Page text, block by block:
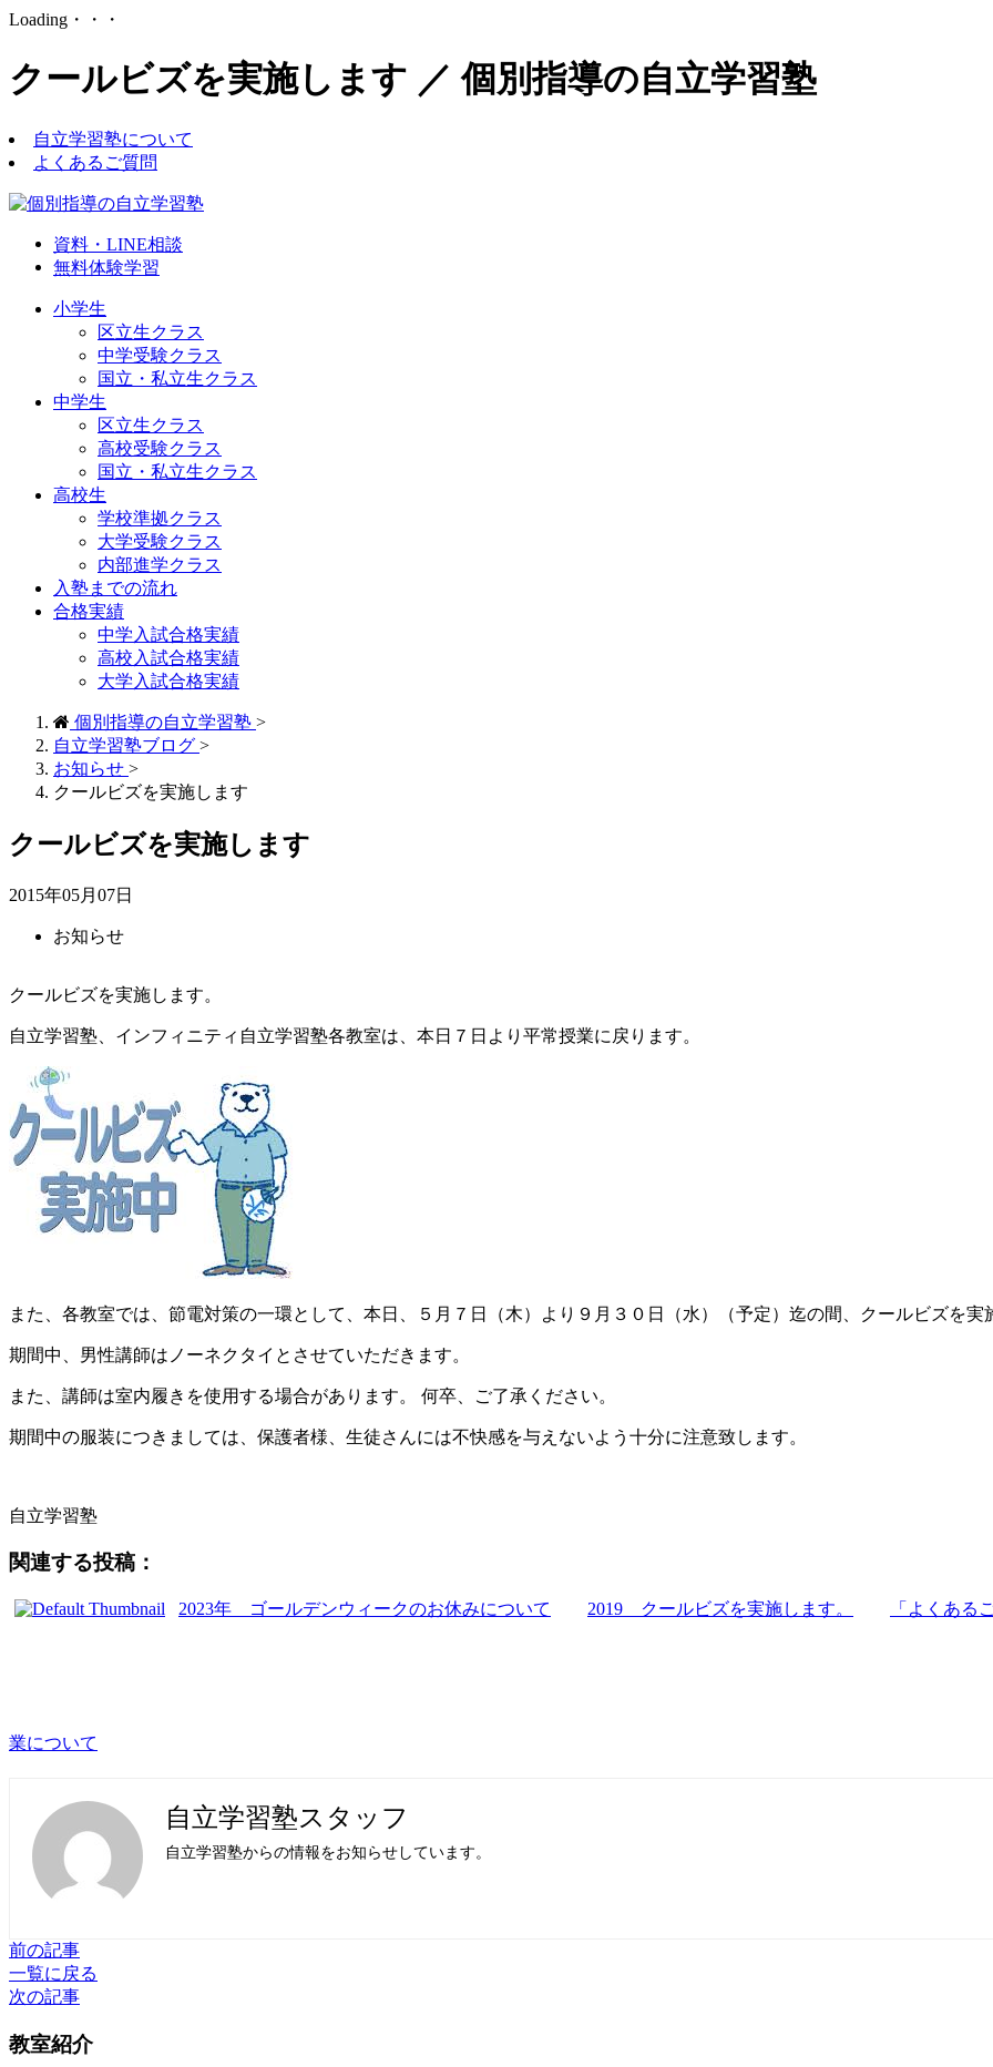
Loading・・・
クールビズを実施します ／ 個別指導の自立学習塾
自立学習塾について
よくあるご質問
資料・LINE相談
無料体験学習
小学生
区立生クラス
中学受験クラス
国立・私立生クラス
中学生
区立生クラス
高校受験クラス
国立・私立生クラス
高校生
学校準拠クラス
大学受験クラス
内部進学クラス
入塾までの流れ
合格実績
中学入試合格実績
高校入試合格実績
大学入試合格実績
個別指導の自立学習塾 >
自立学習塾ブログ >
お知らせ >
クールビズを実施します
クールビズを実施します
2015年05月07日
お知らせ
クールビズを実施します。
自立学習塾、インフィニティ自立学習塾各教室は、本日７日より平常授業に戻ります。
また、各教室では、節電対策の一環として、本日、 ５月７日（木）より９月３０日（水） （予定） 迄の間、 クールビズを実
期間中、男性講師はノーネクタイとさせていただきます。
また、講師は室内履きを使用する場合があります。 何卒、ご了承ください。
期間中の服装につきましては、保護者様、生徒さんには不快感を与えないよう十分に注意致します。
自立学習塾
関連する投稿：
2023年 ゴールデンウィークのお休みについて 2019 クールビズを実施します。 「よくある
業について
自立学習塾スタッフ
自立学習塾からの情報をお知らせしています。
前の記事
一覧に戻る
次の記事
教室紹介